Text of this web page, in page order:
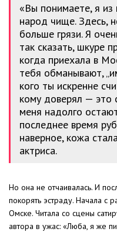
«Вы понимаете, я из
народ чище. Здесь,
больше грязи. Я
так сказать, шкуре
когда приехала в
тебя обманывают,
кого ты искренне
кому доверял — это
меня надолго
последнее время
наверное, кожа
актриса.
Но она не отчаивалась. И
покорять эстраду. Начала
Омске. Читала со сцены
автора в ужас: «Люба, я же